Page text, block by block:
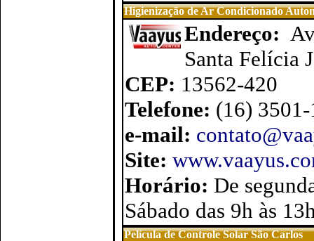
Higienização de Ar Condicionado
Endereço:
Santa Felícia
CEP: 13562-420
Telefone: (16)
e-mail:
Site:
Horário: De
Sábado das 9h às
Película de Controle Solar São Carlos